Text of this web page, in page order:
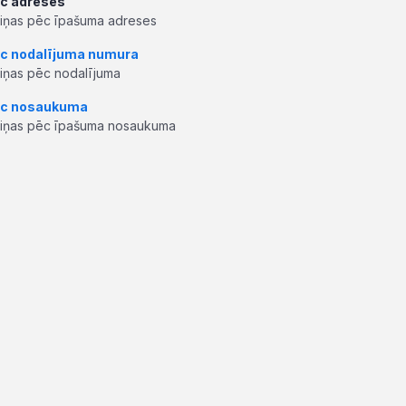
pēc īpašuma adreses
nodalījuma numura
pēc nodalījuma
nosaukuma
pēc īpašuma nosaukuma